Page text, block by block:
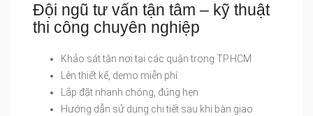
Đội ngũ tư vấn tận tâm – kỹ thuật
thi công chuyên nghiệp
Khảo sát tận nơi tại các quận trong TP.HCM
Lên thiết kế, demo miễn phí
Lắp đặt nhanh chóng, đúng hẹn
Hướng dẫn sử dụng chi tiết sau khi bàn giao